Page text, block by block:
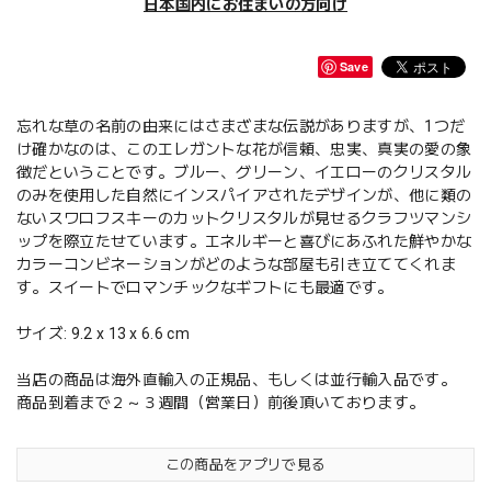
日本国内にお住まいの方向け
Save
忘れな草の名前の由来にはさまざまな伝説がありますが、1つだ
け確かなのは、このエレガントな花が信頼、忠実、真実の愛の象
徴だということです。ブルー、グリーン、イエローのクリスタル
のみを使用した自然にインスパイアされたデザインが、他に類の
ないスワロフスキーのカットクリスタルが見せるクラフツマンシ
ップを際立たせています。エネルギーと喜びにあふれた鮮やかな
カラーコンビネーションがどのような部屋も引き立ててくれま
す。スイートでロマンチックなギフトにも最適です。
サイズ: 9.2 x 13 x 6.6 cm
当店の商品は海外直輸入の正規品、もしくは並行輸入品です。
商品到着まで２～３週間（営業日）前後頂いております。
この商品をアプリで見る